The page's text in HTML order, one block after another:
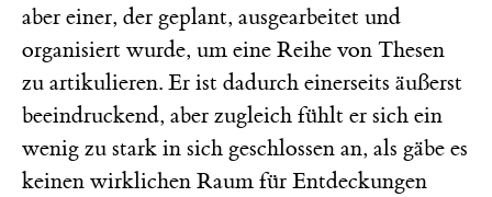
aber einer, der geplant, ausgearbeitet und
organisiert wurde, um eine Reihe von Thesen
zu artikulieren. Er ist dadurch einerseits äußerst
beeindruckend, aber zugleich fühlt er sich ein
wenig zu stark in sich geschlossen an, als gäbe es
keinen wirklichen Raum für Entdeckungen